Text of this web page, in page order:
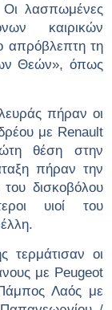
λασπωμένες
καιρικών
απρόβλεπτη τη
Θεών», όπως
πήραν οι
με Renault
θέση στην
πήραν την
δισκοβόλου
υιοί του
τερμάτισαν οι
με Peugeot
Λαός με